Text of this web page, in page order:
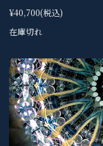
¥40,700(税込)
在庫切れ